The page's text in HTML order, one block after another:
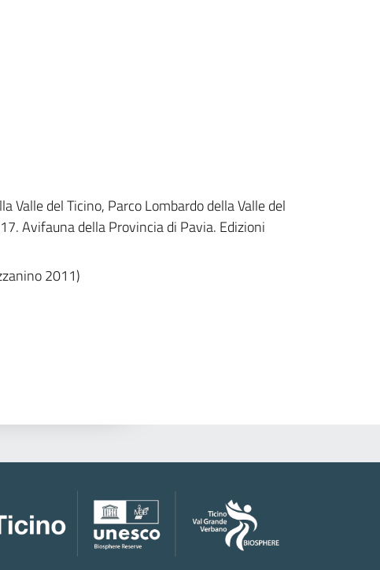
Valle del Ticino, Parco Lombardo della Valle del
Avifauna della Provincia di Pavia. Edizioni
2011)